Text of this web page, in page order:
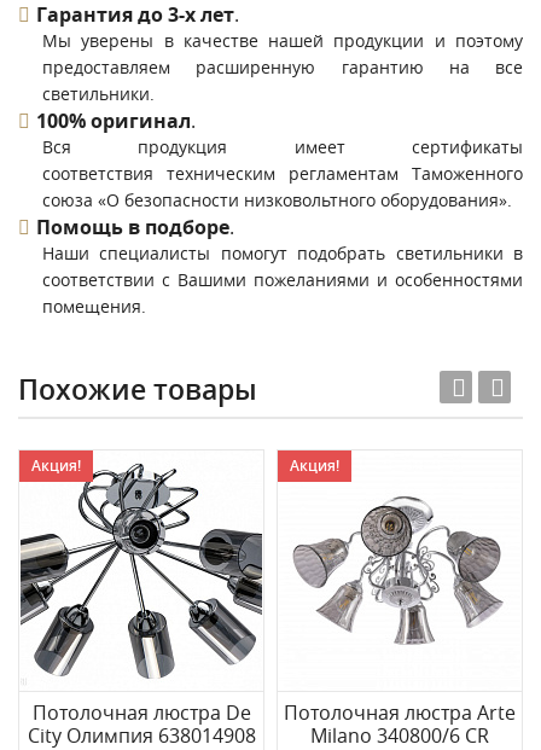
Гарантия до 3-х лет.
Мы уверены в качестве нашей продукции и поэтому
предоставляем расширенную гарантию на все
светильники.
100% оригинал.
Вся продукция имеет сертификаты
соответствия техническим регламентам Таможенного
союза «О безопасности низковольтного оборудования».
Помощь в подборе.
Наши специалисты помогут подобрать светильники в
соответствии с Вашими пожеланиями и особенностями
помещения.
Похожие товары
Акция!
Потолочная люстра De
City Олимпия 638014908
Акция!
Потолочная люстра Arte
Milano 340800/6 CR